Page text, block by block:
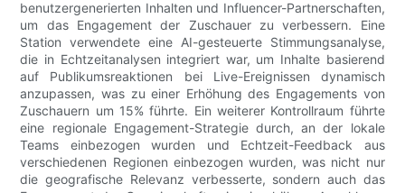
benutzergenerierten Inhalten und Influencer-Partnerschaften,
um das Engagement der Zuschauer zu verbessern. Eine
Station verwendete eine AI-gesteuerte Stimmungsanalyse,
die in Echtzeitanalysen integriert war, um Inhalte basierend
auf Publikumsreaktionen bei Live-Ereignissen dynamisch
anzupassen, was zu einer Erhöhung des Engagements von
Zuschauern um 15% führte. Ein weiterer Kontrollraum führte
eine regionale Engagement-Strategie durch, an der lokale
Teams einbezogen wurden und Echtzeit-Feedback aus
verschiedenen Regionen einbezogen wurden, was nicht nur
die geografische Relevanz verbesserte, sondern auch das